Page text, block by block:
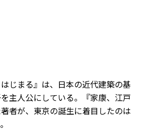
じまる』は、日本の近代建築の基
主人公にしている。『家康、江戸
者が、東京の誕生に着目したのは